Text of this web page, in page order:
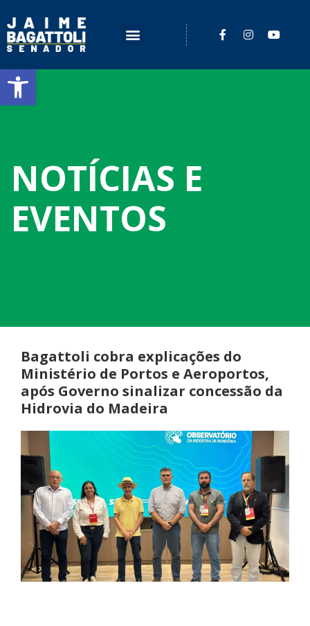
Barra de Ferramentas Aberta
NOTÍCIAS E
EVENTOS
Bagattoli cobra explicações do
Ministério de Portos e Aeroportos,
após Governo sinalizar concessão da
Hidrovia do Madeira